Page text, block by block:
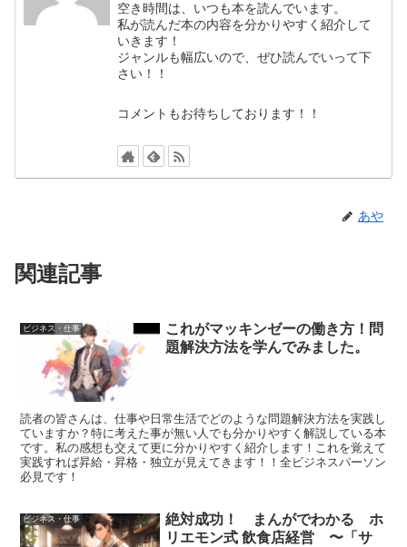
空き時間は、いつも本を読んでいます。
私が読んだ本の内容を分かりやすく紹介して
いきます！
ジャンルも幅広いので、ぜひ読んでいって下
さい！！
コメントもお待ちしております！！
あや
関連記事
ビジネス・仕事
これがマッキンゼーの働き方！問
題解決方法を学んでみました。
読者の皆さんは、仕事や日常生活でどのような問題解決方法を実践し
ていますか？特に考えた事が無い人でも分かりやすく解説している本
です。私の感想も交えて更に分かりやすく紹介します！これを覚えて
実践すれば昇給・昇格・独立が見えてきます！！全ビジネスパーソン
必見です！
ビジネス・仕事
絶対成功！ まんがでわかる ホ
リエモン式 飲食店経営 〜「サ